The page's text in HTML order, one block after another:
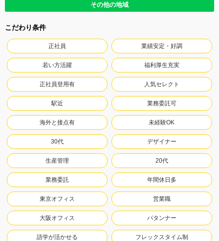
その他の地域
こだわり条件
正社員 業績安定・好調
若い方活躍 福利厚生充実
正社員登用有 人気セレクト
駅近 業務委託可
海外と接点有 未経験OK
30代 デザイナー
生産管理 20代
業務委託 年間休日多
東京オフィス 営業職
大阪オフィス パタンナー
語学が活かせる フレックスタイム制